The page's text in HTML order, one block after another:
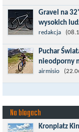
się
w
Gravel na
wysokich
Wszyscy już
rowery typu
kompromis
redakcja
Puchar
nieodporny
Czerwiec w
wymagający
maratonie
airmisio
Na blogach
Kronplatz